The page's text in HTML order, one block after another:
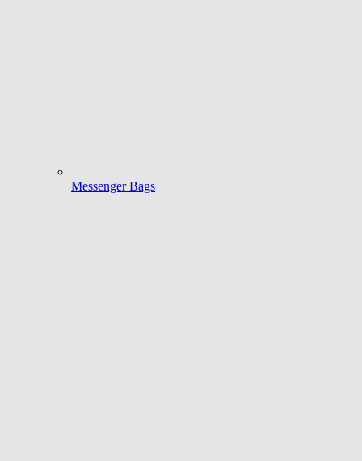
Messenger Bags